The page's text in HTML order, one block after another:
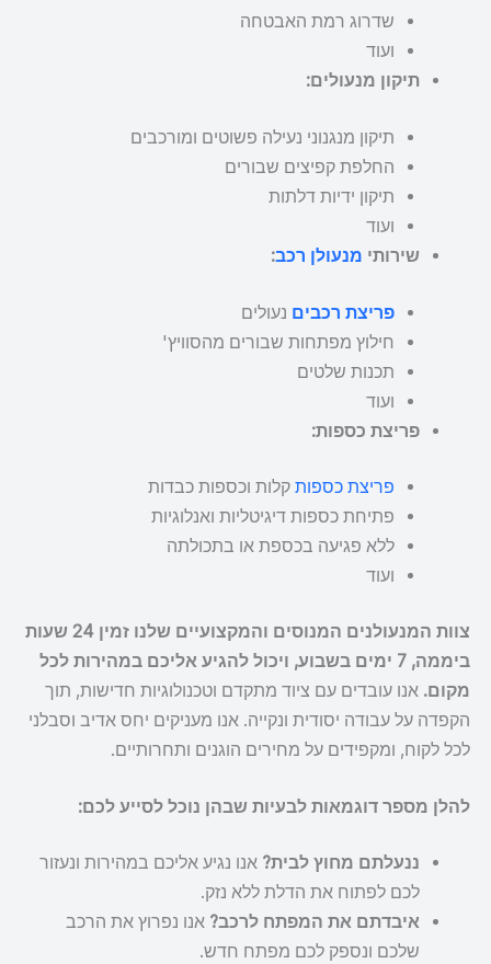
שדרוג רמת האבטחה
ועוד
תיקון מנעולים:
תיקון מנגנוני נעילה פשוטים ומורכבים
החלפת קפיצים שבורים
תיקון ידיות דלתות
ועוד
שירותי מנעולן רכב:
פריצת רכבים נעולים
חילוץ מפתחות שבורים מהסוויץ'
תכנות שלטים
ועוד
פריצת כספות:
פריצת כספות קלות וכספות כבדות
פתיחת כספות דיגיטליות ואנלוגיות
ללא פגיעה בכספת או בתכולתה
ועוד
צוות המנעולנים המנוסים והמקצועיים שלנו זמין 24 שעות
ביממה, 7 ימים בשבוע, ויכול להגיע אליכם במהירות לכל
מקום. אנו עובדים עם ציוד מתקדם וטכנולוגיות חדישות, תוך
הקפדה על עבודה יסודית ונקייה. אנו מעניקים יחס אדיב וסבלני
לכל לקוח, ומקפידים על מחירים הוגנים ותחרותיים.
להלן מספר דוגמאות לבעיות שבהן נוכל לסייע לכם:
ננעלתם מחוץ לבית? אנו נגיע אליכם במהירות ונעזור
לכם לפתוח את הדלת ללא נזק.
איבדתם את המפתח לרכב? אנו נפרוץ את הרכב
שלכם ונספק לכם מפתח חדש.